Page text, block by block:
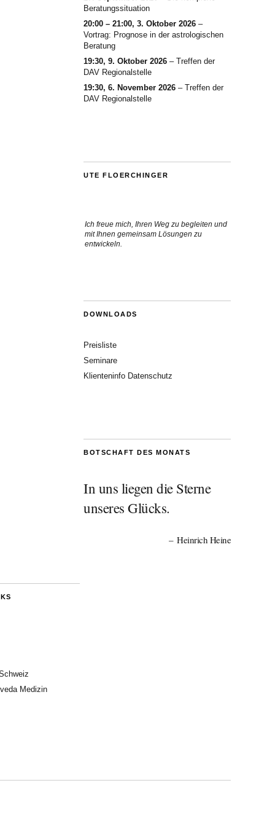
Beratungssituation
20:00 – 21:00, 3. Oktober 2026 –
Vortrag: Prognose in der astrologischen
Beratung
19:30, 9. Oktober 2026 – Treffen der
DAV Regionalstelle
19:30, 6. November 2026 – Treffen der
DAV Regionalstelle
UTE FLOERCHINGER
Ich freue mich, Ihren Weg zu begleiten und
mit Ihnen gemeinsam Lösungen zu
entwickeln.
DOWNLOADS
Preisliste
Seminare
Klienteninfo Datenschutz
BOTSCHAFT DES MONATS
In uns liegen die Sterne
unseres Glücks.
Heinrich Heine
Medizin